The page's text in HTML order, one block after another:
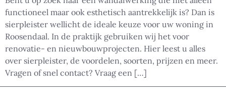
functioneel maar ook esthetisch aantrekkelijk is? Dan is
sierpleister wellicht de ideale keuze voor uw woning in
Roosendaal. In de praktijk gebruiken wij het voor
renovatie- en nieuwbouwprojecten. Hier leest u alles
over sierpleister, de voordelen, soorten, prijzen en meer.
Vragen of snel contact? Vraag een […]